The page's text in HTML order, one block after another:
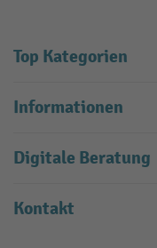
Top Kategorien
Informationen
Digitale Beratung
Kontakt